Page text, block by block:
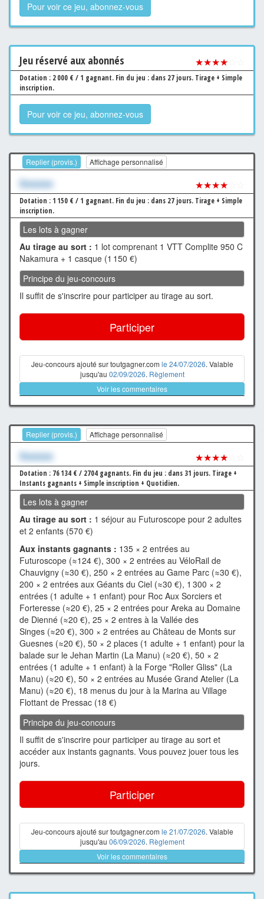
Pour voir ce jeu, abonnez-vous
Jeu réservé aux abonnés ★★★★
Dotation : 2 000 € / 1 gagnant. Fin du jeu : dans 27 jours. Tirage + Simple
inscription.
Pour voir ce jeu, abonnez-vous
Replier (provis.) Affichage personnalisé
Xxxxxxx ★★★★
Dotation : 1 150 € / 1 gagnant. Fin du jeu : dans 27 jours. Tirage + Simple
inscription.
Les lots à gagner
Au tirage au sort : 1 lot comprenant 1 VTT Complite 950 C
Nakamura + 1 casque (1 150 €)
Principe du jeu-concours
Il suffit de s'inscrire pour participer au tirage au sort.
Participer
Jeu-concours ajouté sur toutgagner.com le 24/07/2026. Valable
jusqu'au 02/09/2026. Règlement
Voir les commentaires
Replier (provis.) Affichage personnalisé
Xxxxxxx ★★★★
Dotation : 76 134 € / 2704 gagnants. Fin du jeu : dans 31 jours. Tirage +
Instants gagnants + Simple inscription + Quotidien.
Les lots à gagner
Au tirage au sort : 1 séjour au Futuroscope pour 2 adultes
et 2 enfants (570 €)
Aux instants gagnants : 135 × 2 entrées au
Futuroscope (≈124 €), 300 × 2 entrées au VéloRail de
Chauvigny (≈30 €), 250 × 2 entrées au Game Parc (≈30 €),
200 × 2 entrées aux Géants du Ciel (≈30 €), 1 300 × 2
entrées (1 adulte + 1 enfant) pour Roc Aux Sorciers et
Forteresse (≈20 €), 25 × 2 entrées pour Areka au Domaine
de Dienné (≈20 €), 25 × 2 entres à la Vallée des
Singes (≈20 €), 300 × 2 entrées au Château de Monts sur
Guesnes (≈20 €), 50 × 2 places (1 adulte + 1 enfant) pour la
balade sur le Jehan Martin (La Manu) (≈20 €), 50 × 2
entrées (1 adulte + 1 enfant) à la Forge "Roller Gliss" (La
Manu) (≈20 €), 50 × 2 entrées au Musée Grand Atelier (La
Manu) (≈20 €), 18 menus du jour à la Marina au Village
Flottant de Pressac (18 €)
Principe du jeu-concours
Il suffit de s'inscrire pour participer au tirage au sort et
accéder aux instants gagnants. Vous pouvez jouer tous les
jours.
Participer
Jeu-concours ajouté sur toutgagner.com le 21/07/2026. Valable
jusqu'au 06/09/2026. Règlement
Voir les commentaires